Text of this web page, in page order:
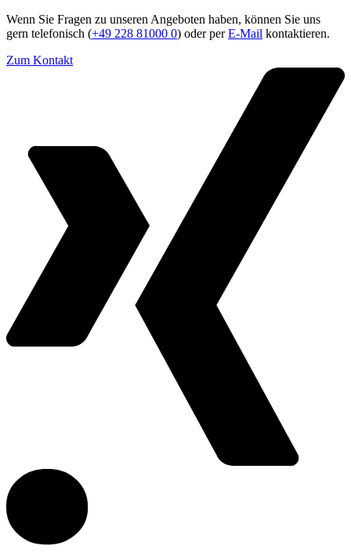
Wenn Sie Fragen zu unseren Angeboten haben, können Sie uns
gern telefonisch (+49 228 81000 0) oder perE-Mail kontaktieren.
Zum Kontakt